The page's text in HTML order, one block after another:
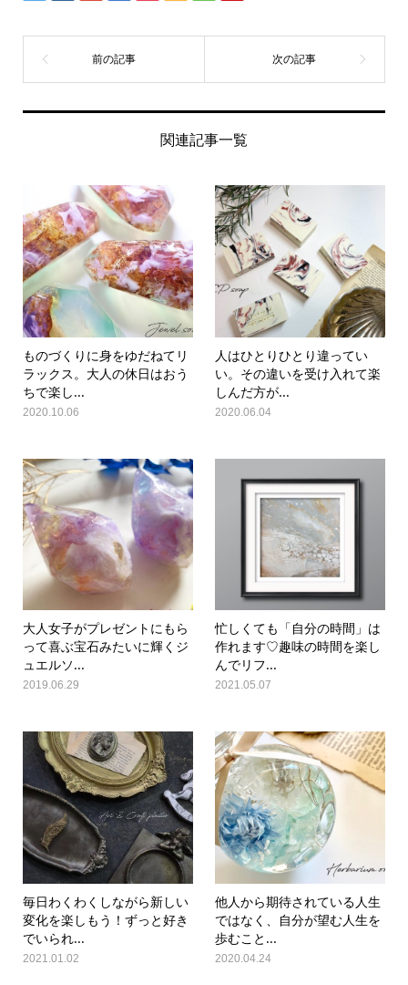
関連記事一覧
ものづくりに身をゆだねてリ
ラックス。大人の休日はおう
ちで楽し...
2020.10.06
人はひとりひとり違ってい
い。その違いを受け入れて楽
しんだ方が...
2020.06.04
大人女子がプレゼントにもら
って喜ぶ宝石みたいに輝くジ
ュエルソ...
2019.06.29
忙しくても「自分の時間」は
作れます♡趣味の時間を楽し
んでリフ...
2021.05.07
毎日わくわくしながら新しい
変化を楽しもう！ずっと好き
でいられ...
2021.01.02
他人から期待されている人生
ではなく、自分が望む人生を
歩むこと...
2020.04.24